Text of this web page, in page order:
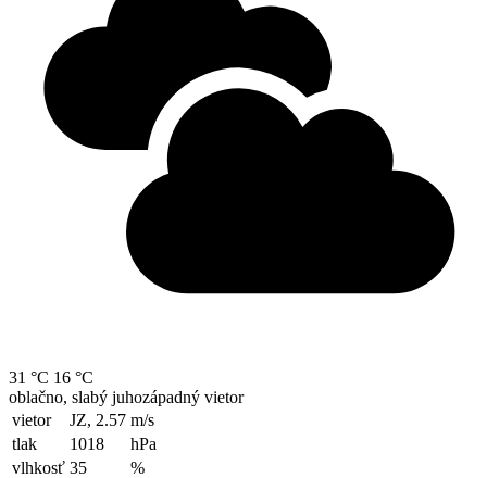
31 °C 16 °C
oblačno, slabý juhozápadný vietor
vietor
JZ, 2.57 m/s
tlak
1018
hPa
vlhkosť 35
%